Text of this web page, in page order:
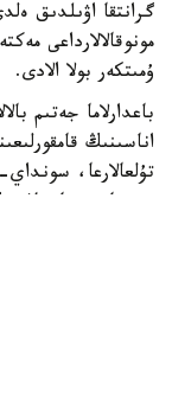
گرانتقا اۋىلدىق
ۇمىتكەر بولا الادى.
باعدارلاما جەتىم
اناسىنىڭ
تۇلعالارعا،